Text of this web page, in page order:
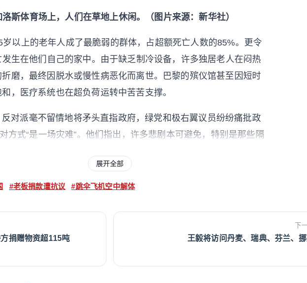
洛斯体育场上，人们在草地上休闲。（图片来源：新华社）
以上的老年人成了最脆弱的群体，占超额死亡人数的85%。更令
生在他们自己的家中。由于缺乏制冷设备，许多独居老人在闷热
磨，最终因脱水或慢性病恶化而离世。巴黎的殡仪馆甚至因短时
，医疗系统也在超负荷运转中苦苦支撑。
对派毫不留情地将矛头直指政府，绿党和极右翼议员纷纷痛批政
方式“是一场灾难”。他们指出，许多悲剧本可避免，特别是那些隔
边在热浪中紧急“补课”，另一边却在近期削减了旨在帮助民众翻新房
算。这种政策上的矛盾，让反对派和环保人士更加愤怒，指责政府
弱”。
气对法国社会运转的全面冲击。在一向多雨的布列塔尼地区，知
展开全部
#老板捐款遭抗议 #跳伞飞机空中解体
捐赠物资超115吨
下
王毅将访问丹麦、瑞典、芬兰、